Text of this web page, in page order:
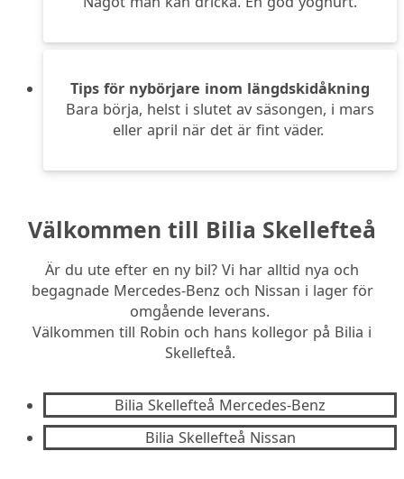
Tips för nybörjare inom längdskidåkning
Bara börja, helst i slutet av säsongen, i mars
eller april när det är fint väder.
Välkommen till Bilia Skellefteå
Är du ute efter en ny bil? Vi har alltid nya och
begagnade Mercedes-Benz och Nissan i lager för
omgående leverans.
Välkommen till Robin och hans kollegor på Bilia i
Skellefteå.
Bilia Skellefteå Mercedes-Benz
Bilia Skellefteå Nissan